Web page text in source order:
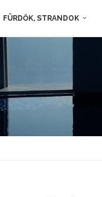
FÜRDŐK, STRANDOK